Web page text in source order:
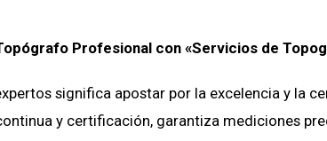
Profesional con «Servicios de
significa apostar por la excelencia y la
y certificación, garantiza mediciones